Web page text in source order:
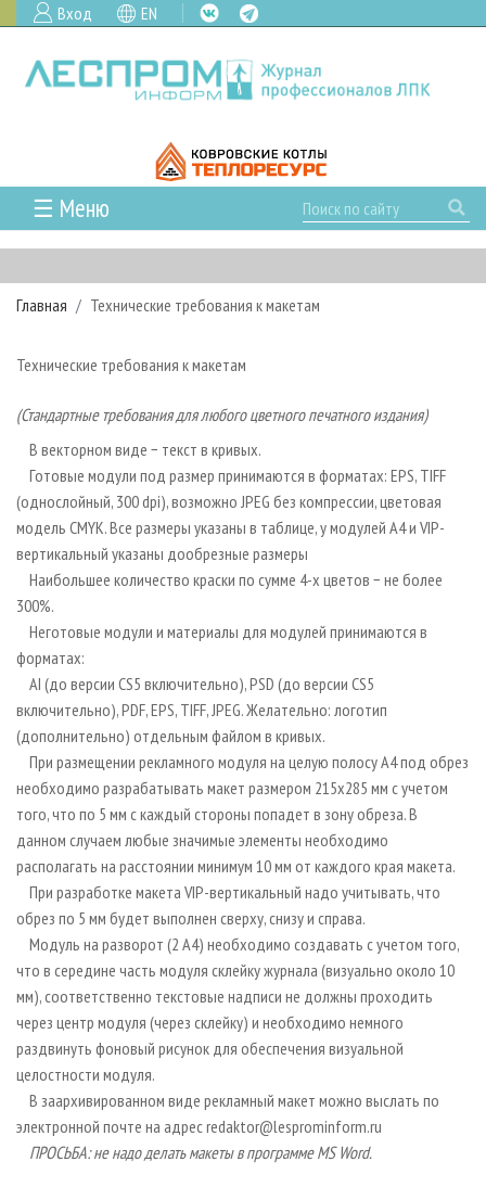
Вход EN
☰ Меню
ГЛАВНАЯ
РУБРИКИ И ТЕМЫ
РУБРИКИ ЖУРНАЛА
ЛЕСНОЕ ХОЗЯЙСТВО
ЛЕСОПИЛЕНИЕ
ДЕРЕВООБРАБОТКА
СУШКА ДРЕВЕСИНЫ
ПРОИЗВОДСТВО ДРЕВЕСНЫХ ПЛИТ
ДЕРЕВЯННОЕ ДОМОСТРОЕНИЕ
ПРОИЗВОДСТВО МЕБЕЛИ
БИОЭНЕРГЕТИКА
ЦБП
ИНСТРУМЕНТ И МАТЕРИАЛЫ
НОВОСТИ
КАЛЕНДАРЬ СОБЫТИЙ
НОВОСТИ ЖУРНАЛА
НОВОСТИ КОМПАНИЙ
ПРОЕКТЫ ЛПИ
ПРЕДПРИЯТИЯ ЛПК
ЛЕСНЫЕ РЕГИОНЫ РОССИИ
ПЕРСОНЫ
МОБИЛЬНЫЕ ВЫСТАВКИ
ОФИЦИАЛЬНЫЕ ДЕЛЕГАЦИИ
ПРИОРИТЕТНЫЕ ИНВЕСТПРОЕКТЫ
RUSSIAN FORESTRY REVIEW
ГАЗЕТА ЛЕСПРОМФОРУМ
БИБЛИОТЕКА СПЕЦИАЛИСТА
АРХИВ ЖУРНАЛОВ
СТАТЬИ
О ЖУРНАЛЕ
ПОДПИСКА
КОНТАКТЫ
РЕКЛАМОДАТЕЛЯМ
РЕКЛАМА
РЕКЛАМА НА САЙТЕ
Главная Технические требования к макетам
Технические требования к макетам
(Стандартные требования для любого цветного печатного издания)
В векторном виде − текст в кривых.
Готовые модули под размер принимаются в форматах: EPS, TIFF
(однослойный, 300 dpi), возможно JPEG без компрессии, цветовая
модель CMYK. Все размеры указаны в таблице, у модулей А4 и VIP-
вертикальный указаны дообрезные размеры
Наибольшее количество краски по сумме 4-х цветов − не более
300%.
Неготовые модули и материалы для модулей принимаются в
форматах:
AI (до версии CS5 включительно), PSD (до версии CS5
включительно), PDF, EPS, TIFF, JPEG. Желательно: логотип
(дополнительно) отдельным файлом в кривых.
При размещении рекламного модуля на целую полосу A4 под обрез
необходимо разрабатывать макет размером 215х285 мм с учетом
того, что по 5 мм с каждый стороны попадет в зону обреза. В
данном случаем любые значимые элементы необходимо
располагать на расстоянии минимум 10 мм от каждого края макета.
При разработке макета VIP-вертикальный надо учитывать, что
обрез по 5 мм будет выполнен сверху, снизу и справа.
Модуль на разворот (2 А4) необходимо создавать с учетом того,
что в середине часть модуля склейку журнала (визуально около 10
мм), соответственно текстовые надписи не должны проходить
через центр модуля (через склейку) и необходимо немного
раздвинуть фоновый рисунок для обеспечения визуальной
целостности модуля.
В заархивированном виде рекламный макет можно выслать по
электронной почте на адрес redaktor@lesprominform.ru
ПРОСЬБА: не надо делать макеты в программе MS Word.